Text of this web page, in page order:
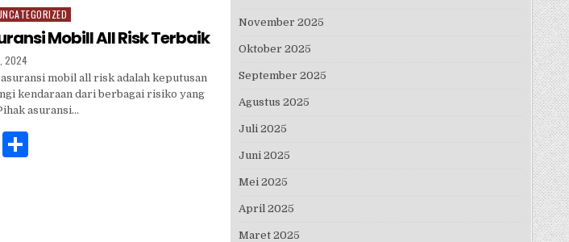
Mobill All Risk Terbaik
2024
mobil all risk adalah keputusan
kendaraan dari berbagai risiko yang
asuransi…
S
November 2025
Oktober 2025
September 2025
Agustus 2025
Juli 2025
Juni 2025
Mei 2025
April 2025
Maret 2025